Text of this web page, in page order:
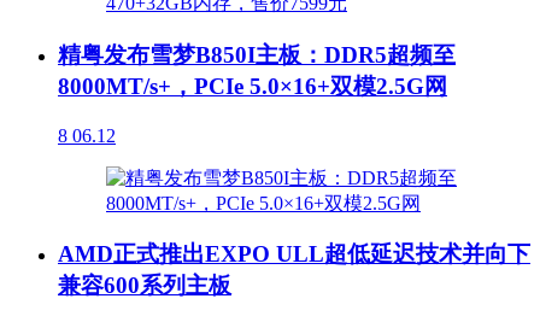
精粤发布雪梦B850I主板：DDR5超频至
8000MT/s+，PCIe 5.0×16+双模2.5G网
8 06.12
AMD正式推出EXPO ULL超低延迟技术并向下
兼容600系列主板